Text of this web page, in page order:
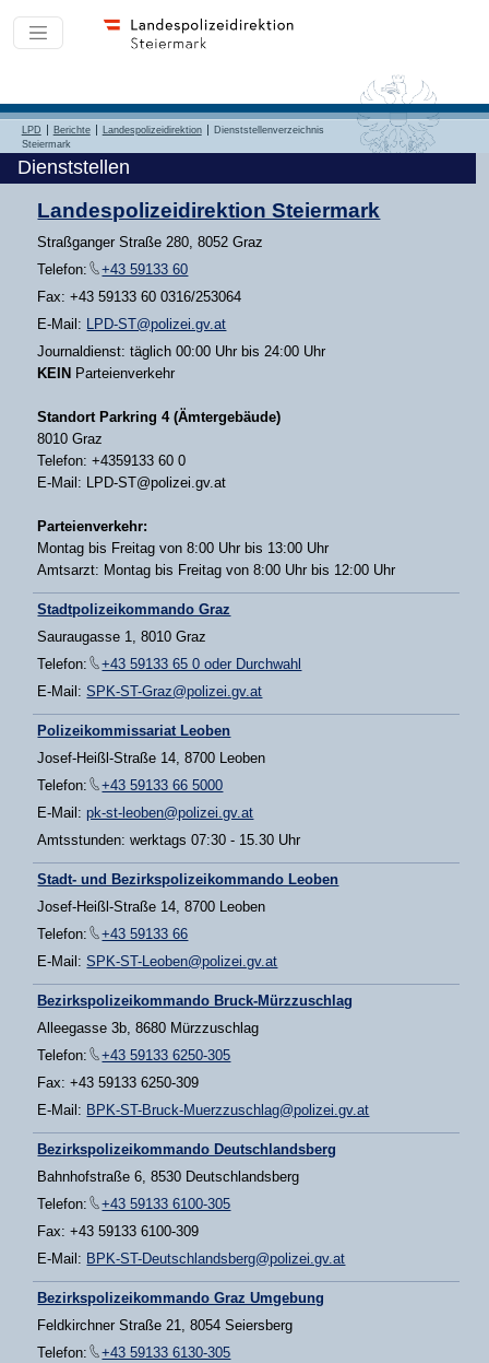
LPD Berichte Landespolizeidirektion
Dienststellenverzeichnis
Steiermark
Dienststellen
Landespolizeidirektion Steiermark
Straßganger Straße 280, 8052 Graz
Telefon:
+43 59133 60
Fax: +43 59133 60 0316/253064
E-Mail: LPD-ST@polizei.gv.at
Journaldienst: täglich 00:00 Uhr bis 24:00 Uhr
KEIN Parteienverkehr
Standort Parkring 4 (Ämtergebäude)
8010 Graz
Telefon: +4359133 60 0
E-Mail: LPD-ST@polizei.gv.at
Parteienverkehr:
Montag bis Freitag von 8:00 Uhr bis 13:00 Uhr
Amtsarzt: Montag bis Freitag von 8:00 Uhr bis 12:00 Uhr
Stadtpolizeikommando Graz
Sauraugasse 1, 8010 Graz
Telefon:
+43 59133 65 0 oder Durchwahl
E-Mail:SPK-ST-Graz@polizei.gv.at
Polizeikommissariat Leoben
Josef-Heißl-Straße 14, 8700 Leoben
Telefon:
+43 59133 66 5000
E-Mail:pk-st-leoben@polizei.gv.at
Amtsstunden: werktags 07:30 - 15.30 Uhr
Stadt- und Bezirkspolizeikommando Leoben
Josef-Heißl-Straße 14, 8700 Leoben
Telefon:
+43 59133 66
E-Mail:SPK-ST-Leoben@polizei.gv.at
Bezirkspolizeikommando Bruck-Mürzzuschlag
Alleegasse 3b, 8680 Mürzzuschlag
Telefon:
+43 59133 6250-305
Fax: +43 59133 6250-309
E-Mail: BPK-ST-Bruck-Muerzzuschlag@polizei.gv.at
Bezirkspolizeikommando Deutschlandsberg
Bahnhofstraße 6, 8530 Deutschlandsberg
Telefon:
+43 59133 6100-305
Fax: +43 59133 6100-309
E-Mail: BPK-ST-Deutschlandsberg@polizei.gv.at
Bezirkspolizeikommando Graz Umgebung
Feldkirchner Straße 21, 8054 Seiersberg
Telefon:
+43 59133 6130-305